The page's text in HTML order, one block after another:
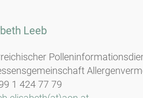
Leeb
1 424 77 79